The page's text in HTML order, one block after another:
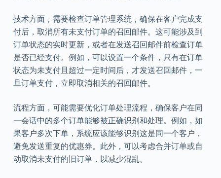
技术方面，需要检查订单管理系统，确保在客户完成支
付后，取消所有未支付订单的召回邮件。这可能涉及到
订单状态的实时更新，或者在发送召回邮件前检查订单
是否已经支付。例如，可以设置一个条件，只有在订单
状态为未支付且超过一定时间后，才发送召回邮件，一
旦订单支付，立即取消相关的召回邮件。
流程方面，可能需要优化订单处理流程，确保客户在同
一会话中的多个订单能够被正确识别和处理。例如，如
果客户多次下单，系统应该能够识别这是同一个客户，
避免发送重复的优惠券。此外，可以考虑合并订单或自
动取消未支付的旧订单，以减少混乱。